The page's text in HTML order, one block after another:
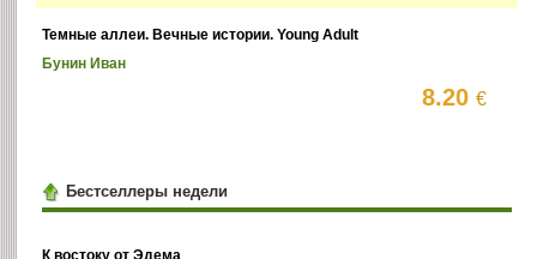
Темные аллеи. Вечные истории. Young Adult
Бунин Иван
8.20€
Бестселлеры недели
К востоку от Эдема